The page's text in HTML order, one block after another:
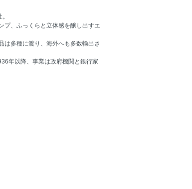
プ、ふっくらと立体感を醸し出すエ
は多種に渡り、海外へも多数輸出さ
年以降、事業は政府機関と銀行家